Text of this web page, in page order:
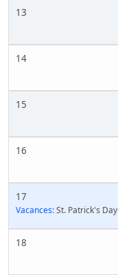
13
14
15
16
17
Vacances:St. Patrick's Day
18